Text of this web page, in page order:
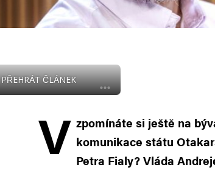
PŘEHRÁT ČLÁNEK
V zpomínáte si ještě na
komunikace státu
Petra Fialy? Vláda